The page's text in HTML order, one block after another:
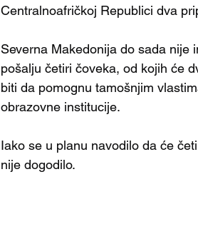
Centralnoafričkoj Republici dva
Severna Makedonija do sada nije
pošalju četiri čoveka, od kojih će
biti da pomognu tamošnjim
obrazovne institucije.
Iako se u planu navodilo da će
nije dogodilo.